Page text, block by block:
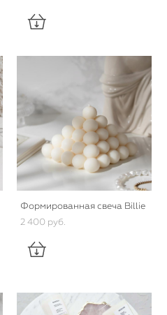
Формированная свеча Billie
2 400 pуб.